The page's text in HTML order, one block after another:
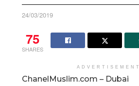
24/03/2019
75
SHARES
ADVERTISEMENT
ChanelMuslim.com – Dubai